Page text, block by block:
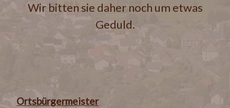
Wir bitten sie daher noch um etwas
Geduld.
Ortsbürgermeister